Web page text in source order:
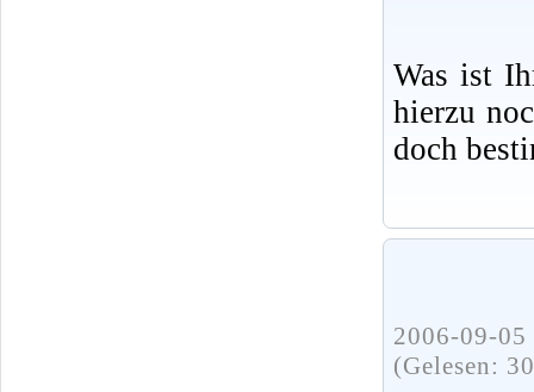
Was ist
hierzu
doch
2006-09-
(Gelesen: